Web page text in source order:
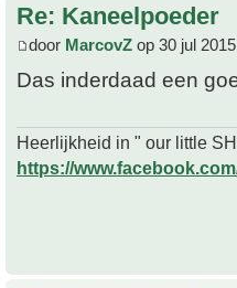
Re: Kaneelpoeder
door MarcovZ op 30 jul
Das inderdaad een
Heerlijkheid in " our little
https://